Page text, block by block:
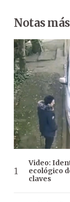
Notas
Video:
ecológico
claves